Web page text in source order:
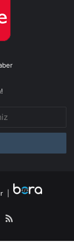
|
RSS